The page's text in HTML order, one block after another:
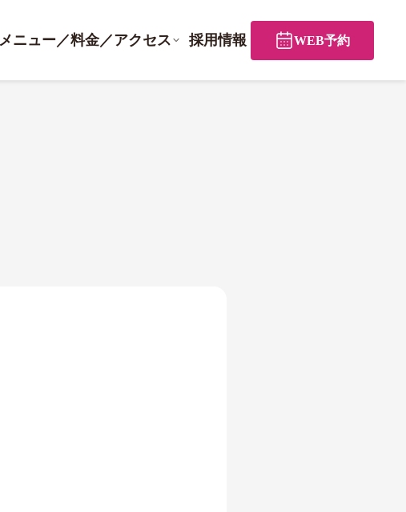
メニュー／料金／アクセス 採用情報 WEB予約